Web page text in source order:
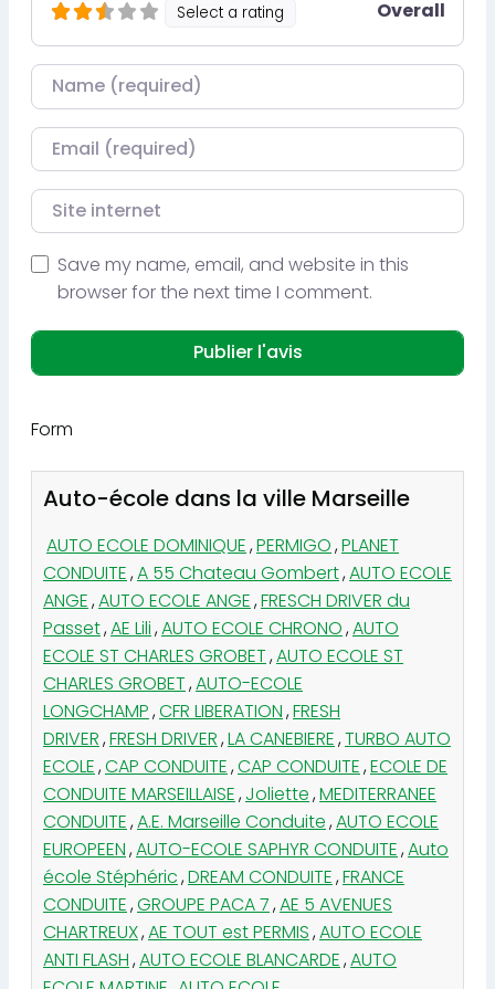
Select a rating Overall
Nom
Courriel
Site internet
Save my name, email, and website in this
browser for the next time I comment.
Form
Auto-école dans la ville Marseille
AUTO ECOLE DOMINIQUE,PERMIGO,PLANET
CONDUITE,A 55 Chateau Gombert,AUTO ECOLE
ANGE,AUTO ECOLE ANGE,FRESCH DRIVER du
Passet,AE Lili,AUTO ECOLE CHRONO,AUTO
ECOLE ST CHARLES GROBET,AUTO ECOLE ST
CHARLES GROBET,AUTO-ECOLE
LONGCHAMP,CFR LIBERATION,FRESH
DRIVER,FRESH DRIVER,LA CANEBIERE,TURBO AUTO
ECOLE,CAP CONDUITE,CAP CONDUITE,ECOLE DE
CONDUITE MARSEILLAISE,Joliette,MEDITERRANEE
CONDUITE,A.E. Marseille Conduite,AUTO ECOLE
EUROPEEN,AUTO-ECOLE SAPHYR CONDUITE,Auto
école Stéphéric,DREAM CONDUITE,FRANCE
CONDUITE,GROUPE PACA 7,AE 5 AVENUES
CHARTREUX,AE TOUT est PERMIS,AUTO ECOLE
ANTI FLASH,AUTO ECOLE BLANCARDE,AUTO